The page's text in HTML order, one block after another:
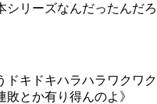
シリーズなんだったんだろ
ドキドキハラハラワクワク
とか有り得んのよ》